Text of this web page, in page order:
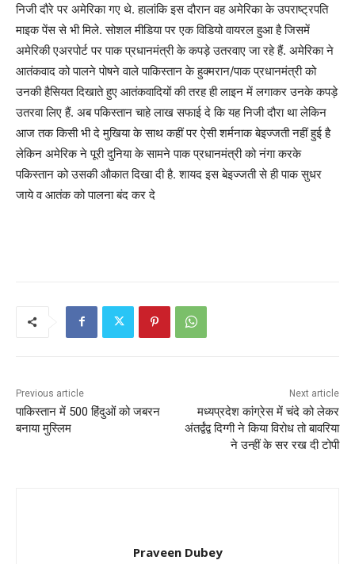
निजी दौरे पर अमेरिका गए थे. हालांकि इस दौरान वह अमेरिका के उपराष्ट्रपति
माइक पेंस से भी मिले. सोशल मीडिया पर एक विडियो वायरल हुआ है जिसमें
अमेरिकी एअरपोर्ट पर पाक प्रधानमंत्री के कपड़े उतरवाए जा रहे हैं. अमेरिका ने
आतंकवाद को पालने पोषने वाले पाकिस्तान के हुक्मरान/पाक प्रधानमंत्री को
उनकी हैसियत दिखाते हुए आतंकवादियों की तरह ही लाइन में लगाकर उनके कपड़े
उतरवा लिए हैं. अब पकिस्तान चाहे लाख सफाई दे कि यह निजी दौरा था लेकिन
आज तक किसी भी दे मुखिया के साथ कहीं पर ऐसी शर्मनाक बेइज्जती नहीं हुई है
लेकिन अमेरिक ने पूरी दुनिया के सामने पाक प्रधानमंत्री को नंगा करके
पकिस्तान को उसकी औकात दिखा दी है. शायद इस बेइज्जती से ही पाक सुधर
जाये व आतंक को पालना बंद कर दे
Previous article
पाकिस्तान में 500 हिंदुओं को जबरन
बनाया मुस्लिम
Next article
मध्यप्रदेश कांग्रेस में चंदे को लेकर
अंतर्द्वंद्व दिग्गी ने किया विरोध तो बावरिया
ने उन्हीं के सर रख दी टोपी
Praveen Dubey